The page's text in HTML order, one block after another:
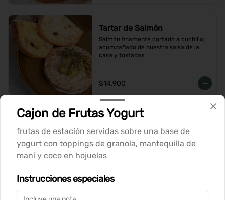
Tartar de Salmón
Salmón finamente cortado a cuchillo,
acompañado de nuestra salsa de la
casa y tostadas
$14.900
Tataki de Atun
$14.900
Cajon de Frutas Yogurt
frutas de estación servidas sobre una base de
yogurt con toppings de granola, mantequilla de
maní y coco en hojuelas
Instrucciones especiales